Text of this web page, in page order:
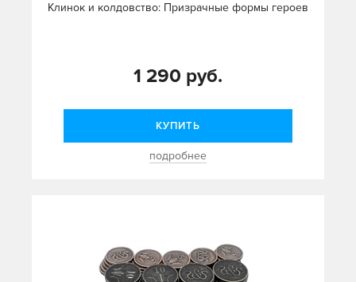
Клинок и колдовство: Призрачные формы героев
1 290 руб.
КУПИТЬ
подробнее